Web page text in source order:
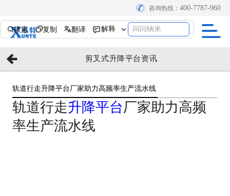
咨询热线：400-7787-960
剪叉式升降平台资讯
轨道行走升降平台厂家助力高频率生产流水线
轨道行走升降平台厂家助力高频
率生产流水线
搜索 复制 翻译 解释 问问纳米